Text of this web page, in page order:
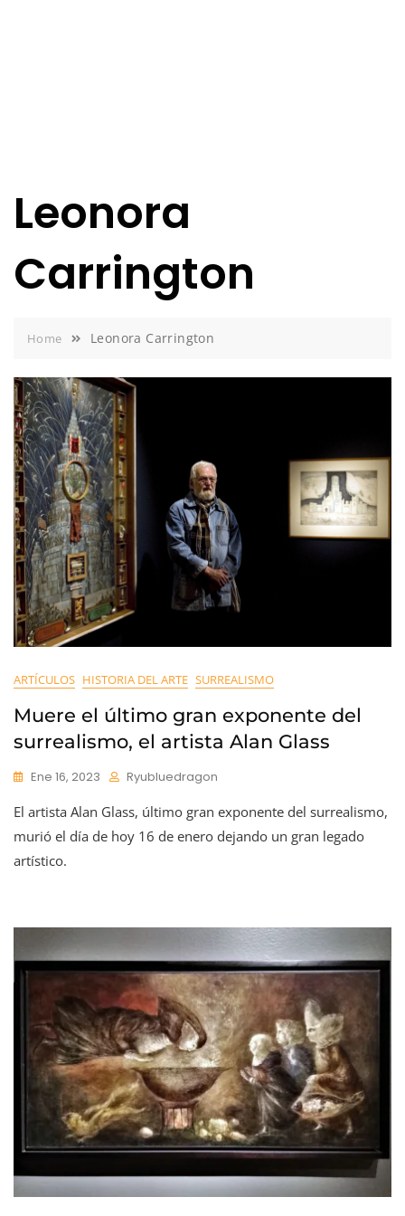
Leonora
Carrington
Home Leonora Carrington
ARTÍCULOS HISTORIA DEL ARTE SURREALISMO
Muere el último gran exponente del
surrealismo, el artista Alan Glass
Ene 16, 2023 Ryubluedragon
El artista Alan Glass, último gran exponente del surrealismo,
murió el día de hoy 16 de enero dejando un gran legado
artístico.